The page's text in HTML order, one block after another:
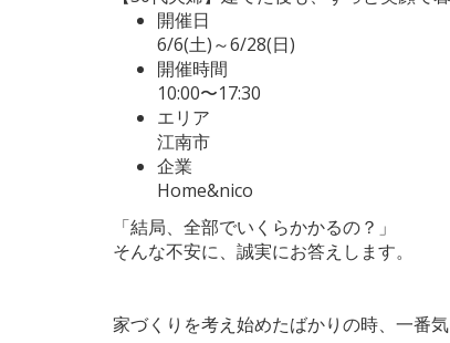
開催日
6/6(土)～6/28(日)
開催時間
10:00〜17:30
エリア
江南市
企業
Home&nico
「結局、全部でいくらかかるの？」
そんな不安に、誠実にお答えします。
家づくりを考え始めたばかりの時、一番